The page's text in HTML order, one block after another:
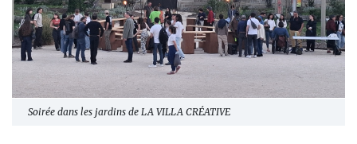
Soirée dans les jardins de LA VILLA CRÉATIVE